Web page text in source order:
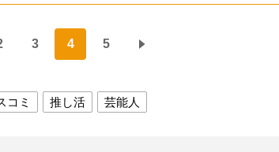
3 4 5
コミ 推し活 芸能人